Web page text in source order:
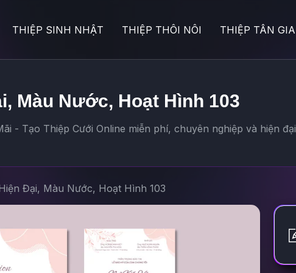
THIỆP SINH NHẬT THIỆP THÔI NÔI THIỆP TÂN GIA
Màu Nước, Hoạt Hình 103
- Tạo Thiệp Cưới Online miễn phí, chuyên nghiệp và hiện đại
Đại, Màu Nước, Hoạt Hình 103